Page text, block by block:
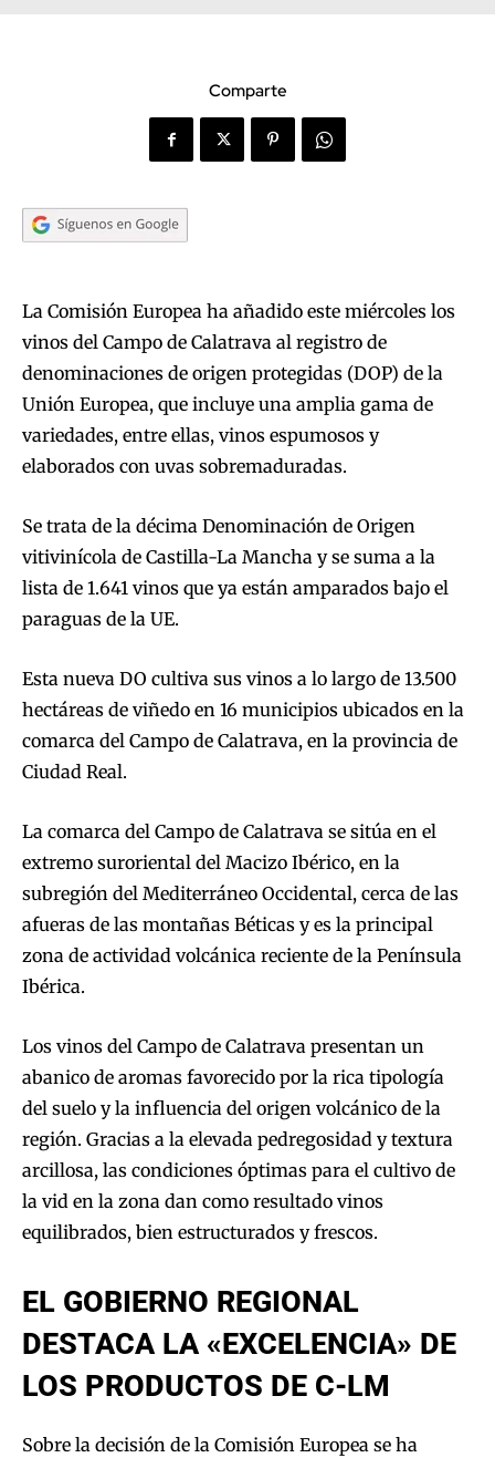
Comparte
La Comisión Europea ha añadido este miércoles los
vinos del Campo de Calatrava al registro de
denominaciones de origen protegidas (DOP) de la
Unión Europea, que incluye una amplia gama de
variedades, entre ellas, vinos espumosos y
elaborados con uvas sobremaduradas.
Se trata de la décima Denominación de Origen
vitivinícola de Castilla-La Mancha y se suma a la
lista de 1.641 vinos que ya están amparados bajo el
paraguas de la UE.
Esta nueva DO cultiva sus vinos a lo largo de 13.500
hectáreas de viñedo en 16 municipios ubicados en la
comarca del Campo de Calatrava, en la provincia de
Ciudad Real.
La comarca del Campo de Calatrava se sitúa en el
extremo suroriental del Macizo Ibérico, en la
subregión del Mediterráneo Occidental, cerca de las
afueras de las montañas Béticas y es la principal
zona de actividad volcánica reciente de la Península
Ibérica.
Los vinos del Campo de Calatrava presentan un
abanico de aromas favorecido por la rica tipología
del suelo y la influencia del origen volcánico de la
región. Gracias a la elevada pedregosidad y textura
arcillosa, las condiciones óptimas para el cultivo de
la vid en la zona dan como resultado vinos
equilibrados, bien estructurados y frescos.
EL GOBIERNO REGIONAL
DESTACA LA «EXCELENCIA» DE
LOS PRODUCTOS DE C-LM
Sobre la decisión de la Comisión Europea se ha